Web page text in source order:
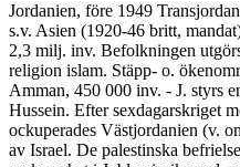
Jordanien, före 1949
s.v. Asien (1920-46 britt,
2,3 milj. inv. Befolkningen
religion islam. Stäpp- o.
Amman, 450 000 inv. - J. styrs
Hussein. Efter sexdagarskriget
ockuperades Västjordanien (v.
av Israel. De palestinska